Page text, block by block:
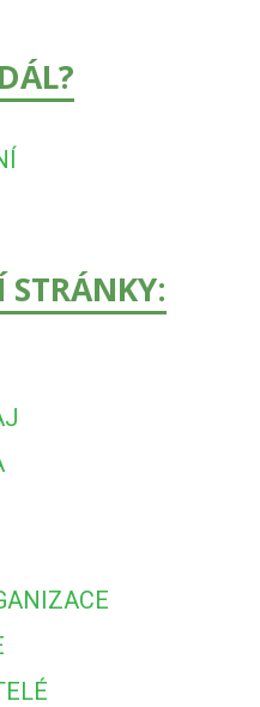
STRÁNKY: